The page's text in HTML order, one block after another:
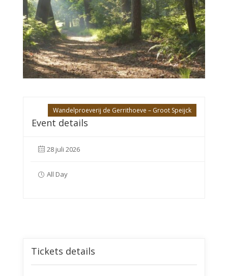
Wandelproeverij de Gerrithoeve – Groot Speijck
Event details
28 juli 2026
All Day
Tickets details